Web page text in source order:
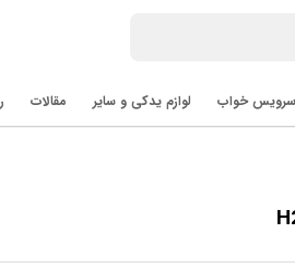
خواب لوازم یدکی و سایر مقالات